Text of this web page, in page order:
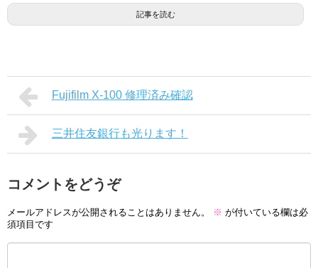
記事を読む
Fujifilm X-100 修理済み確認
三井住友銀行も光ります！
コメントをどうぞ
メールアドレスが公開されることはありません。 ※ が付いている欄は必
須項目です